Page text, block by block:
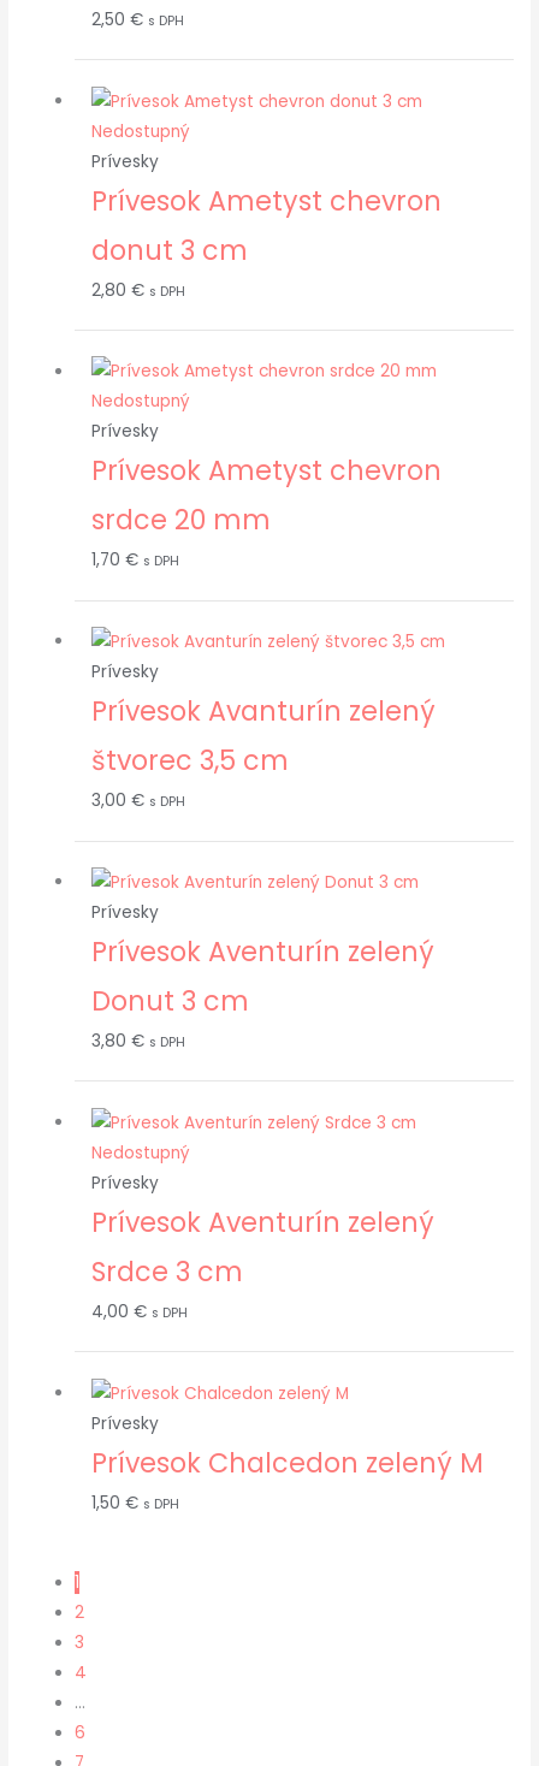
2,50 € s DPH
Nedostupný
Prívesky
Prívesok Ametyst chevron
donut 3 cm
2,80 € s DPH
Nedostupný
Prívesky
Prívesok Ametyst chevron
srdce 20 mm
1,70 € s DPH
Prívesky
Prívesok Avanturín zelený
štvorec 3,5 cm
3,00 € s DPH
Prívesky
Prívesok Aventurín zelený
Donut 3 cm
3,80 € s DPH
Nedostupný
Prívesky
Prívesok Aventurín zelený
Srdce 3 cm
4,00 € s DPH
Prívesky
Prívesok Chalcedon zelený M
1,50 € s DPH
1
2
3
4
…
6